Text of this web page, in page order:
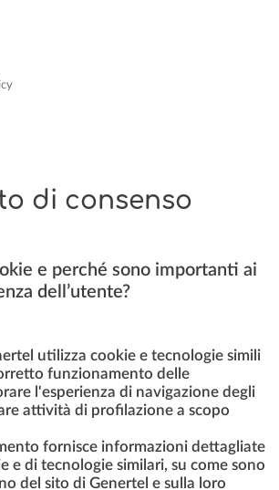
di consenso
e perché sono importanti ai
dell’utente?
utilizza cookie e tecnologie simili
funzionamento delle
l'esperienza di navigazione degli
attività di profilazione a scopo
fornisce informazioni dettagliate
e di tecnologie similari, su come sono
del sito di Genertel e sulla loro